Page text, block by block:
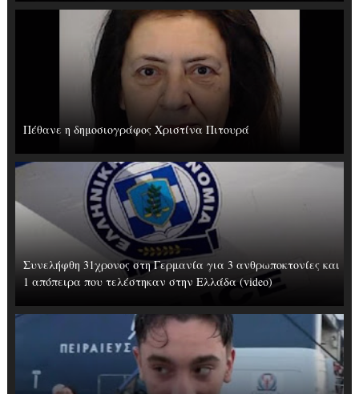
Πέθανε η δημοσιογράφος Χριστίνα Πιτουρά
Συνελήφθη 31χρονος στη Γερμανία για 3 ανθρωποκτονίες και
1 απόπειρα που τελέστηκαν στην Ελλάδα (video)